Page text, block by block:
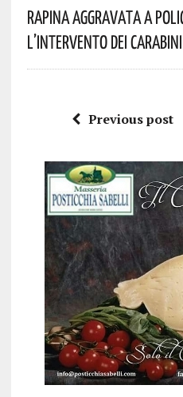
Rapina Aggravata A
L’intervento Dei
Previous post